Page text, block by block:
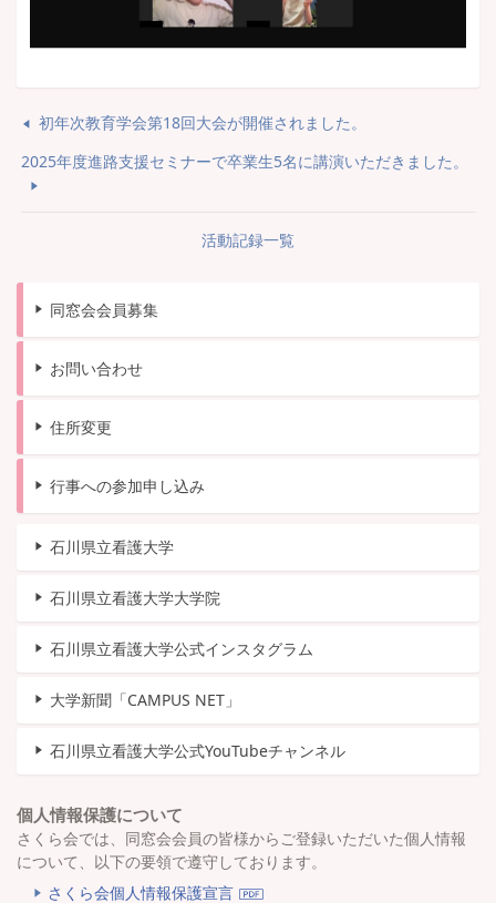
初年次教育学会第18回大会が開催されました。
2025年度進路支援セミナーで卒業生5名に講演いただきました。
活動記録一覧
同窓会会員募集
お問い合わせ
住所変更
行事への参加申し込み
石川県立看護大学
石川県立看護大学大学院
石川県立看護大学公式インスタグラム
大学新聞「CAMPUS NET」
石川県立看護大学公式YouTubeチャンネル
個人情報保護について
さくら会では、同窓会会員の皆様からご登録いただいた個人情報
について、以下の要領で遵守しております。
さくら会個人情報保護宣言